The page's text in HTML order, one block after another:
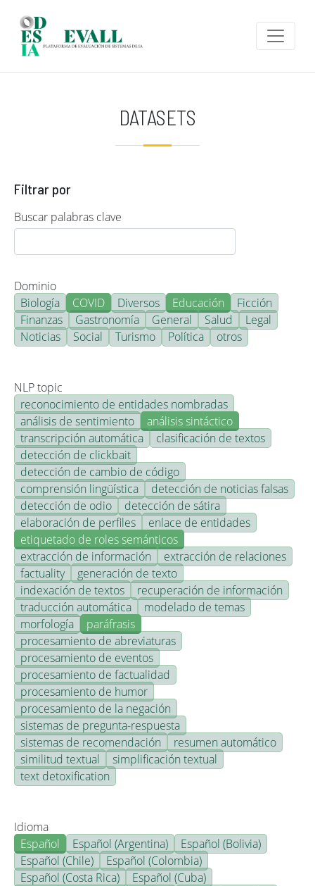
DATASETS
Filtrar por
Buscar palabras clave
Dominio
Biología
COVID Diversos Educación
Ficción
Finanzas
Gastronomía General Salud
Legal
Noticias
Social Turismo Política otros
NLP topic
reconocimiento de entidades nombradas
análisis de sentimiento
análisis sintáctico
transcripción automática
clasificación de textos
detección de clickbait
detección de cambio de código
comprensión lingüística
detección de noticias falsas
detección de odio
detección de sátira
elaboración de perfiles
enlace de entidades
etiquetado de roles semánticos
extracción de información
extracción de relaciones
factuality
generación de texto
indexación de textos
recuperación de información
traducción automática
modelado de temas
morfología
paráfrasis
procesamiento de abreviaturas
procesamiento de eventos
procesamiento de factualidad
procesamiento de humor
procesamiento de la negación
sistemas de pregunta-respuesta
sistemas de recomendación
resumen automático
similitud textual
simplificación textual
text detoxification
Idioma
Español
Español (Argentina)
Español (Bolivia)
Español (Chile)
Español (Colombia)
Español (Costa Rica)
Español (Cuba)